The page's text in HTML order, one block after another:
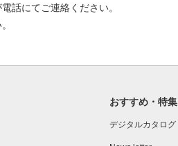
話にてご連絡ください。
おすすめ・特集
デジタルカタログ